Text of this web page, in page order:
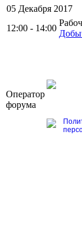
05 Декабря 2017
12:00 - 14:00
Оператор
форума